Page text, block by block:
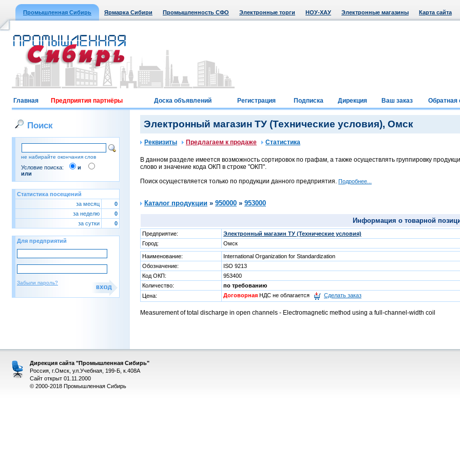
Промышленная Сибирь Ярмарка Сибири Промышленность СФО Электронные торги НОУ-ХАУ Электронные магазины Карта сайта
Главная Предприятия партнёры Доска объявлений Регистрация Подписка Дирекция Ваш заказ Обратная
Поиск
не набирайте окончания слов
Условие поиска:
и
или
Статистика посещений
за месяц
0
за неделю
0
за сутки
0
Для предприятий
Забыли пароль?
Электронный магазин ТУ (Технические условия), Омск
Реквизиты Предлагаем к продаже Статистика
В данном разделе имеется возможность сортировок по графам, а также осуществлять группировку
слово и значение кода ОКП в строке "ОКП".
Поиск осуществляется только по продукции данного предприятия. Подробнее...
Каталог продукции » 950000 » 953000
Информация о товарной
Предприятие:
Электронный магазин ТУ (Технические условия)
Город:
Омск
Наименование:
International Organization for Standardization
Обозначение:
ISO 9213
Код ОКП:
953400
Количество:
по требованию
Цена:
Договорная НДС не облагается Сделать заказ
Measurement of total discharge in open channels - Electromagnetic method using a full-channel-width coil
Дирекция сайта "Промышленная Сибирь"
Россия, г.Омск, ул.Учебная, 199-Б, к.408А
Сайт открыт 01.11.2000
© 2000-2018 Промышленная Сибирь